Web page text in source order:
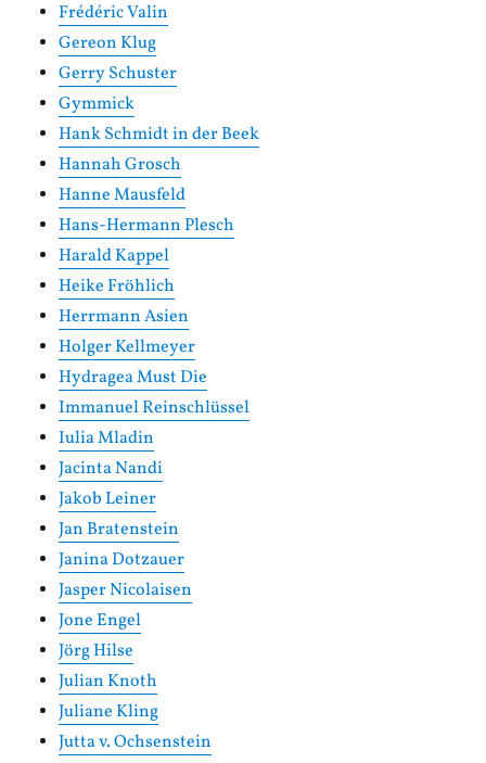
Frédéric Valin
Gereon Klug
Gerry Schuster
Gymmick
Hank Schmidt in der Beek
Hannah Grosch
Hanne Mausfeld
Hans-Hermann Plesch
Harald Kappel
Heike Fröhlich
Herrmann Asien
Holger Kellmeyer
Hydragea Must Die
Immanuel Reinschlüssel
Iulia Mladin
Jacinta Nandi
Jakob Leiner
Jan Bratenstein
Janina Dotzauer
Jasper Nicolaisen
Jone Engel
Jörg Hilse
Julian Knoth
Juliane Kling
Jutta v. Ochsenstein